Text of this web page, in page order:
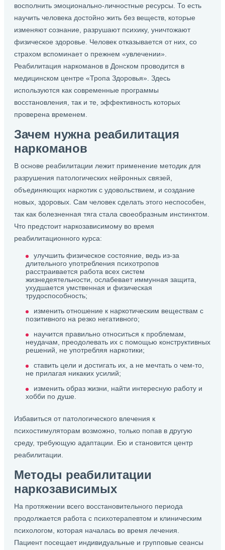
восполнить эмоционально-личностные ресурсы. То есть
научить человека достойно жить без веществ, которые
изменяют сознание, разрушают психику, уничтожают
физическое здоровье. Человек отказывается от них, со
страхом вспоминает о прежнем «увлечении».
Реабилитация наркоманов в Донском проводится в
медицинском центре «Тропа Здоровья». Здесь
используются как современные программы
восстановления, так и те, эффективность которых
проверена временем.
Зачем нужна реабилитация
наркоманов
В основе реабилитации лежит применение методик для
разрушения патологических нейронных связей,
объединяющих наркотик с удовольствием, и создание
новых, здоровых. Сам человек сделать этого неспособен,
так как болезненная тяга стала своеобразным инстинктом.
Что предстоит наркозависимому во время
реабилитационного курса:
улучшить физическое состояние, ведь из-за
длительного употребления психотропов
расстраивается работа всех систем
жизнедеятельности, ослабевает иммунная защита,
ухудшается умственная и физическая
трудоспособность;
изменить отношение к наркотическим веществам с
позитивного на резко негативного;
научится правильно относиться к проблемам,
неудачам, преодолевать их с помощью конструктивных
решений, не употребляя наркотики;
ставить цели и достигать их, а не мечтать о чем-то,
не прилагая никаких усилий;
изменить образ жизни, найти интересную работу и
хобби по душе.
Избавиться от патологического влечения к
психостимуляторам возможно, только попав в другую
среду, требующую адаптации. Ею и становится центр
реабилитации.
Методы реабилитации
наркозависимых
На протяжении всего восстановительного периода
продолжается работа с психотерапевтом и клиническим
психологом, которая началась во время лечения.
Пациент посещает индивидуальные и групповые сеансы